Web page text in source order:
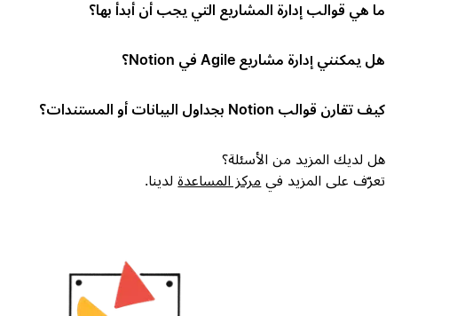
ما هي قوالب إدارة المشاريع التي يجب أن أبدأ بها؟
هل يمكنني إدارة مشاريع Agile في Notion؟
كيف تقارن قوالب Notion بجداول البيانات أو المستندات؟
هل لديك المزيد من الأسئلة؟
تعرّف على المزيد في مركز المساعدةلدينا.